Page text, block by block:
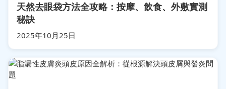
天然去眼袋方法全攻略：按摩、飲食、外敷實測
秘訣
2025年10月25日